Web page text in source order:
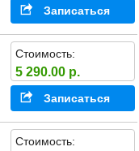
Записаться
Стоимость:
5 290.00 р.
Записаться
Стоимость: